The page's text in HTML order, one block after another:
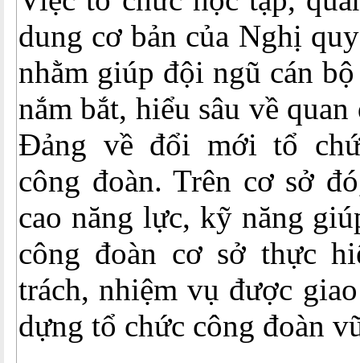
dung cơ bản của Nghị
nhằm giúp đội ngũ cán
nắm bắt, hiểu sâu về
Đảng về đổi mới tổ
công đoàn. Trên cơ sở
cao năng lực, kỹ năng
công đoàn cơ sở thực
trách, nhiệm vụ được
dựng tổ chức công đoàn